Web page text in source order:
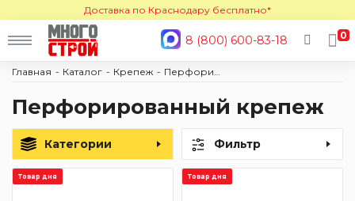
Доставка по Краснодару бесплатно*
8 (800) 600-83-18 0
Главная Каталог Крепеж
Перфорированный крепеж
Категории Фильтр
Товар дня Товар дня